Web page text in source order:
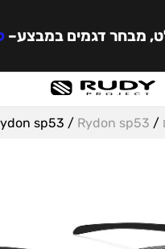
מבחר דגמים במבצע–
/
Rydon sp53
/ Rydon sp53